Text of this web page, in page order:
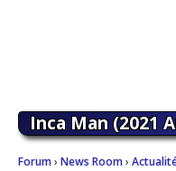
Inca Man (2021
Forum› News Room›